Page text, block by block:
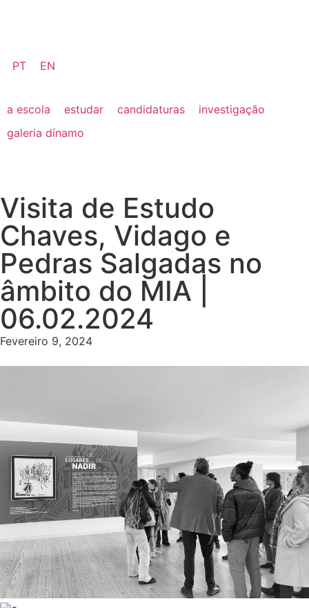
PT EN
a escola estudar candidaturas
investigação
galeria dínamo
Visita de Estudo
Chaves, Vidago e
Pedras Salgadas no
âmbito do MIA |
06.02.2024
Fevereiro 9, 2024